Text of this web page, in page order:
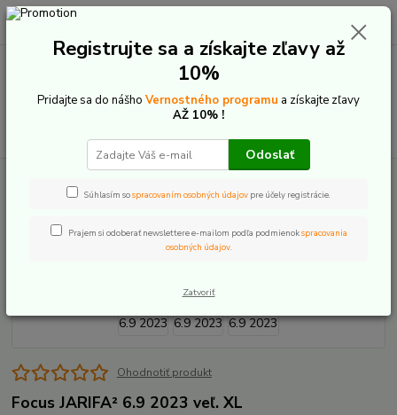
+421 907 20 22 33
0,00 €
Focus JARIFA² 6.9 2023
Ohodnotiť produkt
Focus JARIFA² 6.9 2023 veľ. XL
Registrujte sa a získajte zľavy až
10%
Pridajte sa do nášho Vernostného programu a získajte zľavy
AŽ 10% !
Odoslať
Súhlasím sospracovaním osobných údajov pre účely registrácie.
Prajem si odoberať newslettere e-mailom podľa podmienokspracovania
osobných údajov.
Zatvoriť